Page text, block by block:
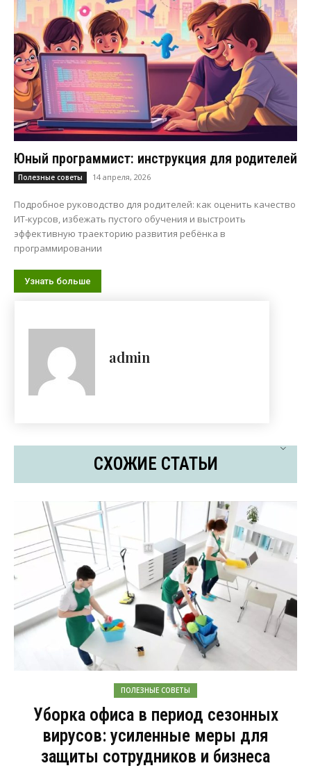
Юный программист: инструкция для родителей
Полезные советы 14 апреля, 2026
Подробное руководство для родителей: как оценить качество
ИТ-курсов, избежать пустого обучения и выстроить
эффективную траекторию развития ребёнка в
программировании
Узнать больше
admin
СХОЖИЕ СТАТЬИ
ПОЛЕЗНЫЕ СОВЕТЫ
Уборка офиса в период сезонных
вирусов: усиленные меры для
защиты сотрудников и бизнеса